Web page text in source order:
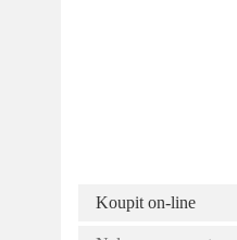
Koupit on-line